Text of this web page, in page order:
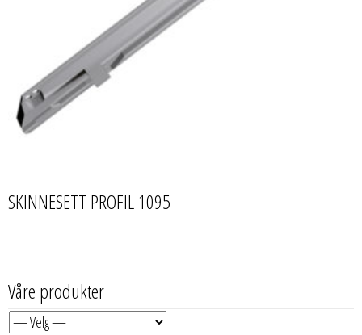
SKINNESETT PROFIL 1095
Våre produkter